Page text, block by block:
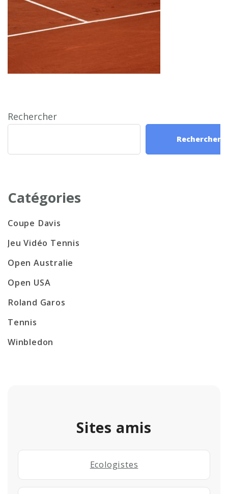
Rechercher
Rechercher
Catégories
Coupe Davis
Jeu Vidéo Tennis
Open Australie
Open USA
Roland Garos
Tennis
Winbledon
Sites amis
Ecologistes